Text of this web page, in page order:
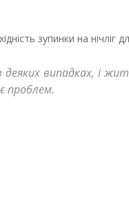
зупинки на нічліг
деяких випадках, і
проблем.